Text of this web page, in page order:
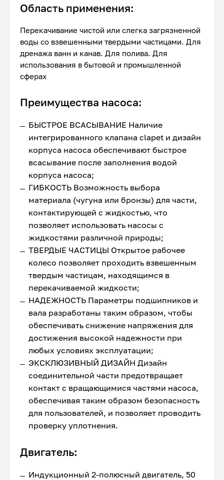
Область применения:
Перекачивание чистой или слегка загрязненной
воды со взвешенными твердыми частицами. Для
дренажа ванн и канав. Для полива. Для
использования в бытовой и промышленной
сферах
Преимущества насоса:
БЫСТРОЕ ВСАСЫВАНИЕ Наличие
интегрированного клапана clapet и дизайн
корпуса насоса обеспечивают быстрое
всасывание после заполнения водой
корпуса насоса;
ГИБКОСТЬ Возможность выбора
материала (чугуна или бронзы) для части,
контактирующей с жидкостью, что
позволяет использовать насосы с
жидкостями различной природы;
ТВЕРДЫЕ ЧАСТИЦЫ Открытое рабочее
колесо позволяет проходить взвешенным
твердым частицам, находящимся в
перекачиваемой жидкости;
НАДЕЖНОСТЬ Параметры подшипников и
вала разработаны таким образом, чтобы
обеспечивать снижение напряжения для
достижения высокой надежности при
любых условиях эксплуатации;
ЭКСКЛЮЗИВНЫЙ ДИЗАЙН Дизайн
соединительной части предотвращает
контакт с вращающимися частями насоса,
обеспечивая таким образом безопасность
для пользователей, и позволяет проводить
проверку уплотнения.
Двигатель:
Индукционный 2-полюсный двигатель, 50